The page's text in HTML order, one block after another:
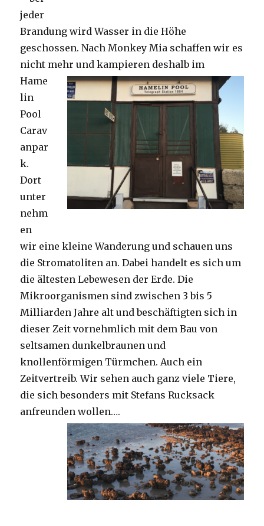
jeder
Brandung wird Wasser in die Höhe
geschossen. Nach Monkey Mia schaffen wir es
nicht mehr und kampieren deshalb im
Hame
lin
Pool
Carav
anpar
k.
Dort
unter
nehm
en
wir eine kleine Wanderung und schauen uns
die Stromatoliten an. Dabei handelt es sich um
die ältesten Lebewesen der Erde. Die
Mikroorganismen sind zwischen 3 bis 5
Milliarden Jahre alt und beschäftigten sich in
dieser Zeit vornehmlich mit dem Bau von
seltsamen dunkelbraunen und
knollenförmigen Türmchen. Auch ein
Zeitvertreib. Wir sehen auch ganz viele Tiere,
die sich besonders mit Stefans Rucksack
anfreunden wollen….